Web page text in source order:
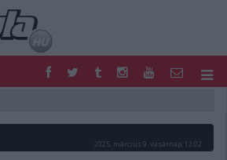
MOTOR
2025. március 9. vasárnap, 12:02